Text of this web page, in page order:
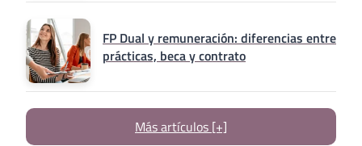
FP Dual y remuneración: diferencias entre
prácticas, beca y contrato
Más artículos [+]